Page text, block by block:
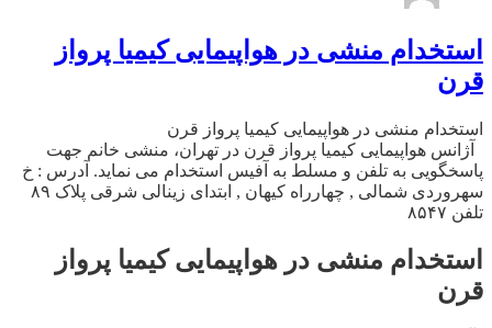
استخدام منشی در هواپیمایی کیمیا پرواز
قرن
استخدام منشی در هواپیمایی کیمیا پرواز قرن
آژانس هواپیمایی کیمیا پرواز قرن در تهران، منشی خانم جهت
پاسخگویی به تلفن و مسلط به آفیس استخدام می نماید. آدرس : خ
سهروردی شمالی , چهارراه کیهان , ابتدای زینالی شرقی پلاک ۸۹
تلفن ۸۵۴۷
استخدام منشی در هواپیمایی کیمیا پرواز
قرن